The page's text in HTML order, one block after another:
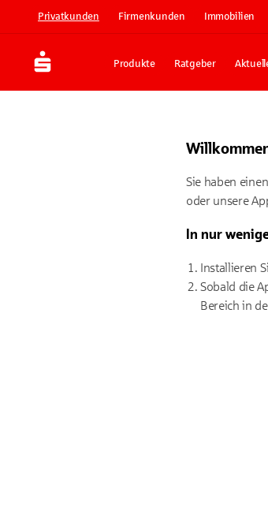
Privatkunden Firmenkunden Immobilien
Produkte Ratgeber
Sie haben
oder unsere
In nur
Installieren
Sobald die
Bereich in